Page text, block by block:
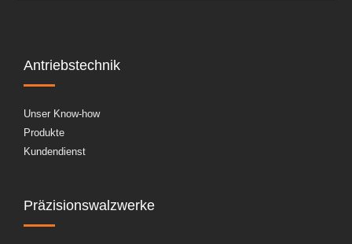
Antriebstechnik
Unser Know-how
Produkte
Kundendienst
Präzisionswalzwerke